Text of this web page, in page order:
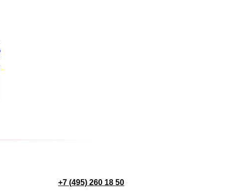
+7 (495) 260 18 50